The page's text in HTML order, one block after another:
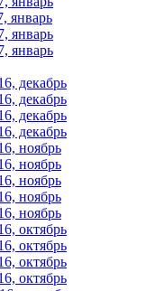
январь
январь
январь
декабрь
декабрь
декабрь
декабрь
ноябрь
ноябрь
ноябрь
ноябрь
ноябрь
октябрь
октябрь
октябрь
октябрь